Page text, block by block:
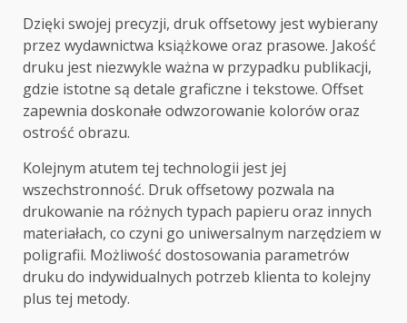
Dzięki swojej precyzji, druk offsetowy jest wybierany
przez wydawnictwa książkowe oraz prasowe. Jakość
druku jest niezwykle ważna w przypadku publikacji,
gdzie istotne są detale graficzne i tekstowe. Offset
zapewnia doskonałe odwzorowanie kolorów oraz
ostrość obrazu.
Kolejnym atutem tej technologii jest jej
wszechstronność. Druk offsetowy pozwala na
drukowanie na różnych typach papieru oraz innych
materiałach, co czyni go uniwersalnym narzędziem w
poligrafii. Możliwość dostosowania parametrów
druku do indywidualnych potrzeb klienta to kolejny
plus tej metody.